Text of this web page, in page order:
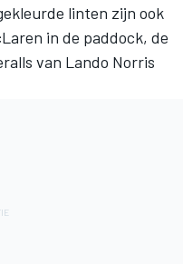
linten zijn ook
in de paddock, de
van Lando Norris